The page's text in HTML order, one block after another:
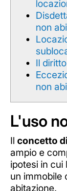
non
Il
non
L'uso
Il concetto
ampio e
ipotesi in cui
un immobile
abitazione.